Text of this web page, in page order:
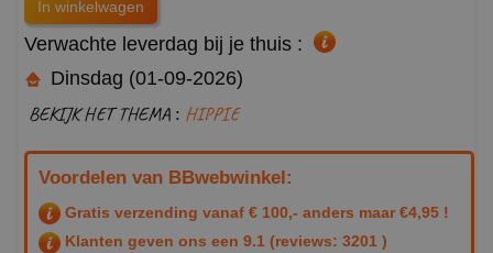
Verwachte leverdag bij je thuis :
Dinsdag (01-09-2026)
BEKIJK HET THEMA : HIPPIE
Voordelen van BBwebwinkel:
Gratis verzending vanaf € 100,- anders maar €4,95 !
Klanten geven ons een 9.1 (reviews: 3201 )